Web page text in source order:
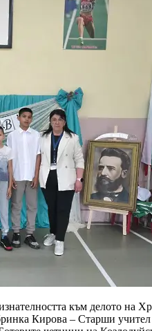
към делото на
Кирова – Старши